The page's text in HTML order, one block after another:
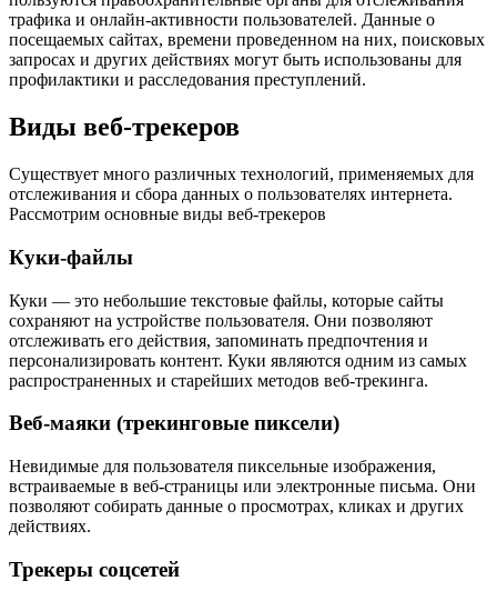
трафика и онлайн-активности пользователей. Данные о
посещаемых сайтах, времени проведенном на них, поисковых
запросах и других действиях могут быть использованы для
профилактики и расследования преступлений.
Виды веб-трекеров
Существует много различных технологий, применяемых для
отслеживания и сбора данных о пользователях интернета.
Рассмотрим основные виды веб-трекеров
Куки-файлы
Куки — это небольшие текстовые файлы, которые сайты
сохраняют на устройстве пользователя. Они позволяют
отслеживать его действия, запоминать предпочтения и
персонализировать контент. Куки являются одним из самых
распространенных и старейших методов веб-трекинга.
Веб-маяки (трекинговые пиксели)
Невидимые для пользователя пиксельные изображения,
встраиваемые в веб-страницы или электронные письма. Они
позволяют собирать данные о просмотрах, кликах и других
действиях.
Трекеры соцсетей